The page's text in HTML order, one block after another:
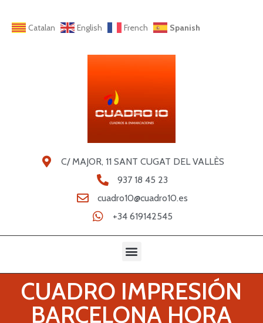
Catalan English French Spanish
C/ MAJOR, 11 SANT CUGAT DEL VALLÈS
937 18 45 23
cuadro10@cuadro10.es
+34 619142545
CUADRO IMPRESIÓN
BARCELONA HORA